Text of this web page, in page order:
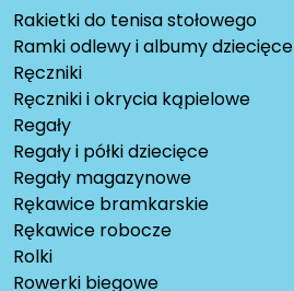
Rakietki do tenisa stołowego
Ramki odlewy i albumy dziecięce
Ręczniki
Ręczniki i okrycia kąpielowe
Regały
Regały i półki dziecięce
Regały magazynowe
Rękawice bramkarskie
Rękawice robocze
Rolki
Rowerki biegowe